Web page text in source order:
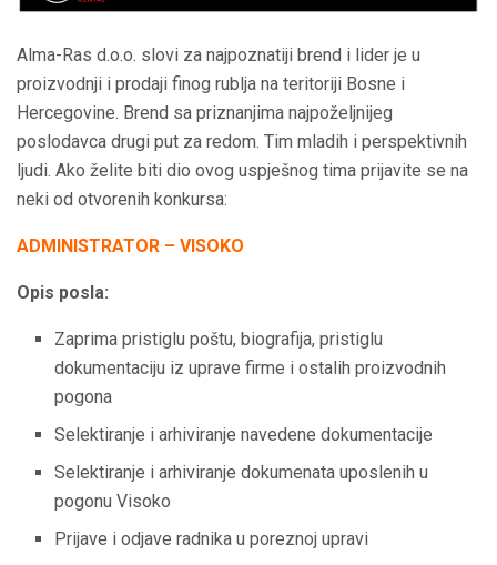
Alma-Ras d.o.o. slovi za najpoznatiji brend i lider je u
proizvodnji i prodaji finog rublja na teritoriji Bosne i
Hercegovine. Brend sa priznanjima najpoželjnijeg
poslodavca drugi put za redom. Tim mladih i perspektivnih
ljudi. Ako želite biti dio ovog uspješnog tima prijavite se na
neki od otvorenih konkursa:
ADMINISTRATOR – VISOKO
Opis posla:
Zaprima pristiglu poštu, biografija, pristiglu
dokumentaciju iz uprave firme i ostalih proizvodnih
pogona
Selektiranje i arhiviranje navedene dokumentacije
Selektiranje i arhiviranje dokumenata uposlenih u
pogonu Visoko
Prijave i odjave radnika u poreznoj upravi